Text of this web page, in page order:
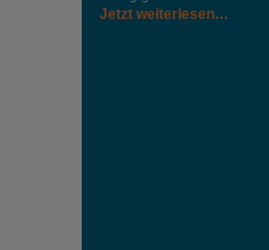
Jetzt weiterlesen…